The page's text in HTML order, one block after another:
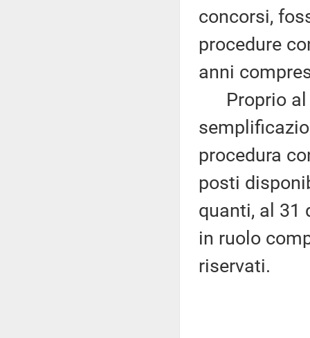
concorsi,
procedure
anni
Proprio al
procedura
posti
quanti, al 31
in ruolo
riservati.